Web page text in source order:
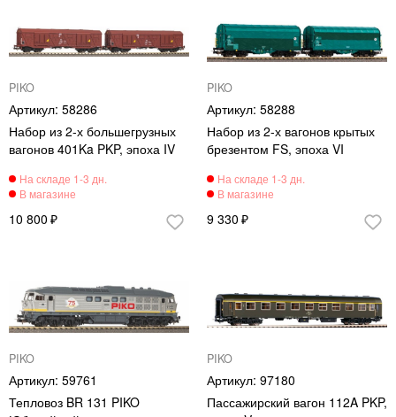
PIKO
58286
Набор из 2-х большегрузных
вагонов 401Ka PKP, эпоха IV
10 800
PIKO
58288
Набор из 2-х вагонов крытых
брезентом FS, эпоха VI
9 330
PIKO
59761
Тепловоз BR 131 PIKO
PIKO
97180
Пассажирский вагон 112A PKP,